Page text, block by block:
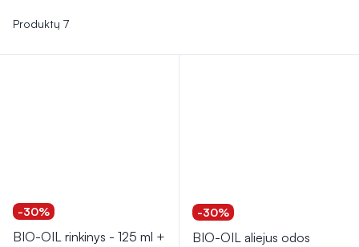
Produktų 7
-30%
BIO-OIL rinkinys - 125 ml +
-30%
BIO-OIL aliejus odos